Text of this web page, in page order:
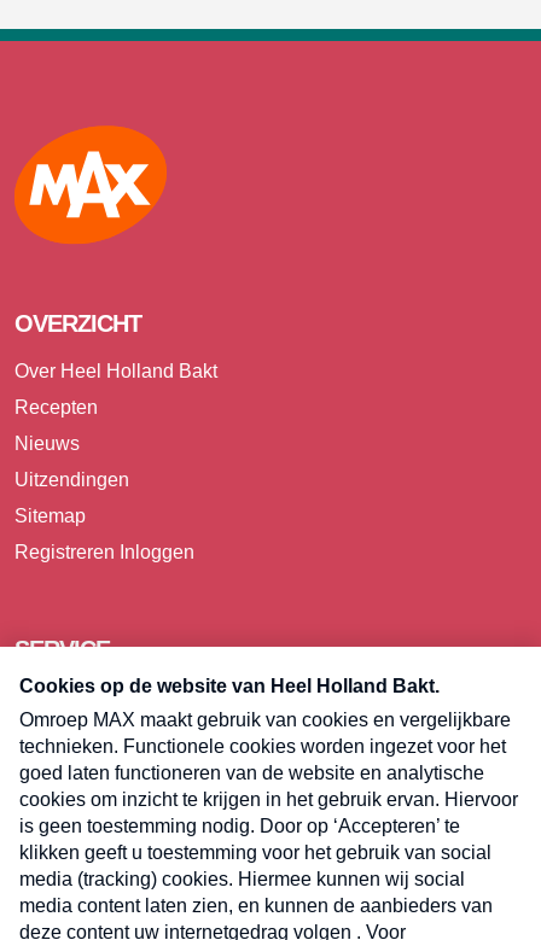
Max
OVERZICHT
Over Heel Holland Bakt
Recepten
Nieuws
Uitzendingen
Sitemap
Registreren Inloggen
SERVICE
Over Omroep MAX
Pers
Contact
Algemene voorwaarden
Privacyverklaring
Cookieverklaring
Kwetsbaarheid melden